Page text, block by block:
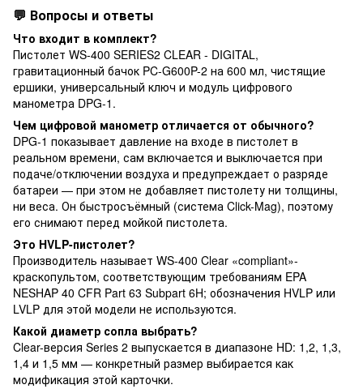
💬 Вопросы и ответы
Что входит в комплект?
Пистолет WS-400 SERIES2 CLEAR - DIGITAL,
гравитационный бачок PC-G600P-2 на 600 мл, чистящие
ершики, универсальный ключ и модуль цифрового
манометра DPG-1.
Чем цифровой манометр отличается от обычного?
DPG-1 показывает давление на входе в пистолет в
реальном времени, сам включается и выключается при
подаче/отключении воздуха и предупреждает о разряде
батареи — при этом не добавляет пистолету ни толщины,
ни веса. Он быстросъёмный (система Click-Mag), поэтому
его снимают перед мойкой пистолета.
Это HVLP-пистолет?
Производитель называет WS-400 Clear «compliant»-
краскопультом, соответствующим требованиям EPA
NESHAP 40 CFR Part 63 Subpart 6H; обозначения HVLP или
LVLP для этой модели не используются.
Какой диаметр сопла выбрать?
Clear-версия Series 2 выпускается в диапазоне HD: 1,2, 1,3,
1,4 и 1,5 мм — конкретный размер выбирается как
модификация этой карточки.